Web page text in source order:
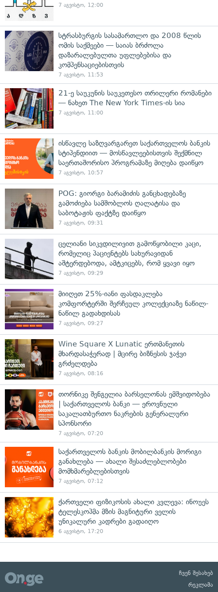
7 აგვისტო, 12:00
სტრასბურგის სასამართლო და 2008 წლის
ომის საქმეები — საიას ბრძოლა
დაზარალებულთა უფლებებისა და
კომპენსაციებისთვის
7 აგვისტო, 11:53
21-ე საუკუნის საუკეთესო თრილერი რომანები
— ნახეთ The New York Times-ის სია
7 აგვისტო, 11:00
ისწავლე საზღვარგარეთ საქართველოს ბანკის
სტიპენდიით — მოსწავლეებისთვის შექმნილ
საერთაშორისო პროგრამაზე მიღება დაიწყო
7 აგვისტო, 10:57
POG: გიორგი ბარამიძის განცხადებაზე
გამოძიება სამშობლოს ღალატისა და
საბოტაჟის ფაქტზე დაიწყო
7 აგვისტო, 09:31
ცელიანი სიკვდილივით გამოწყობილი კაცი,
რომელიც პაციენტებს სახურავიდან
აშტერდებოდა, ამტკიცებს, რომ ყვავი იყო
7 აგვისტო, 09:29
მიიღეთ 25%-იანი ფასდაკლება
კომფორტერში შერჩეულ კოლექციაზე ნაწილ-
ნაწილ გადახდისას
7 აგვისტო, 09:27
Wine Square X Lunatic ერთმანეთის
მხარდასაჭერად | მცირე ბიზნესის ჯაჭვი
გრძელდება
7 აგვისტო, 08:16
თორნიკე შენგელია ბარსელონას ემშვიდობება
| საქართველოს ბანკი — ეროვნული
საკალათბურთო ნაკრების გენერალური
სპონსორი
7 აგვისტო, 07:20
საქართველოს ბანკის მობილბანკის მორიგი
განახლება — ახალი შესაძლებლობები
მომხმარებლებისთვის
7 აგვისტო, 07:12
ქართველი ფიზიკოსის ახალი კვლევა: ინოუეს
ტელესკოპმა მზის მაგნიტური ველის
უნიკალური კადრები გადაიღო
6 აგვისტო, 17:20
ჩვენ შესახებ
რეკლამა